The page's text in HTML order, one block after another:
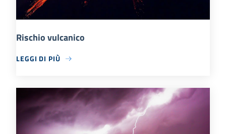
Rischio vulcanico
LEGGI DI PIÙ